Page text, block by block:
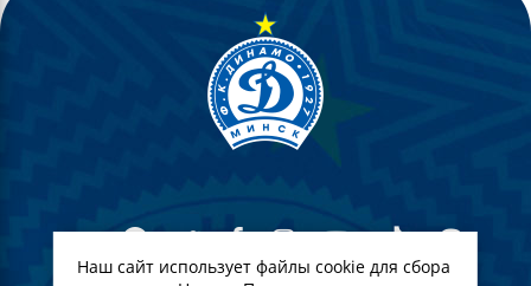
Наш сайт использует файлы cookie для сбора